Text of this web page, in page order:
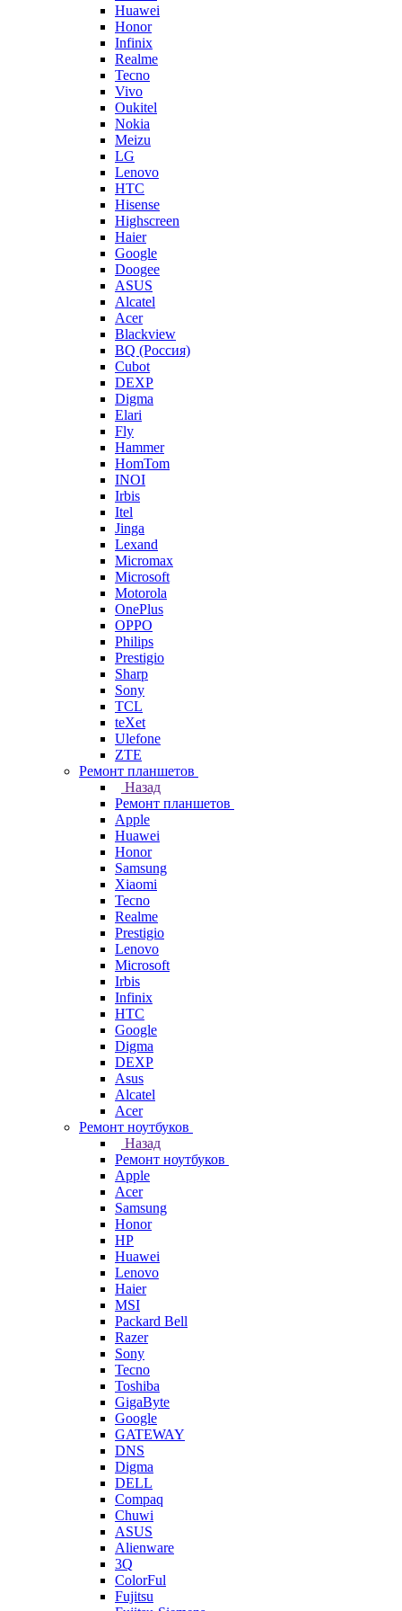
Huawei
Honor
Infinix
Realme
Tecno
Vivo
Oukitel
Nokia
Meizu
LG
Lenovo
HTC
Hisense
Highscreen
Haier
Google
Doogee
ASUS
Alcatel
Acer
Blackview
BQ (Россия)
Cubot
DEXP
Digma
Elari
Fly
Hammer
HomTom
INOI
Irbis
Itel
Jinga
Lexand
Micromax
Microsoft
Motorola
OnePlus
OPPO
Philips
Prestigio
Sharp
Sony
TCL
teXet
Ulefone
ZTE
Ремонт планшетов
Назад
Ремонт планшетов
Apple
Huawei
Honor
Samsung
Xiaomi
Tecno
Realme
Prestigio
Lenovo
Microsoft
Irbis
Infinix
HTC
Google
Digma
DEXP
Asus
Alcatel
Acer
Ремонт ноутбуков
Назад
Ремонт ноутбуков
Apple
Acer
Samsung
Honor
HP
Huawei
Lenovo
Haier
MSI
Packard Bell
Razer
Sony
Tecno
Toshiba
GigaByte
Google
GATEWAY
DNS
Digma
DELL
Compaq
Chuwi
ASUS
Alienware
3Q
ColorFul
Fujitsu